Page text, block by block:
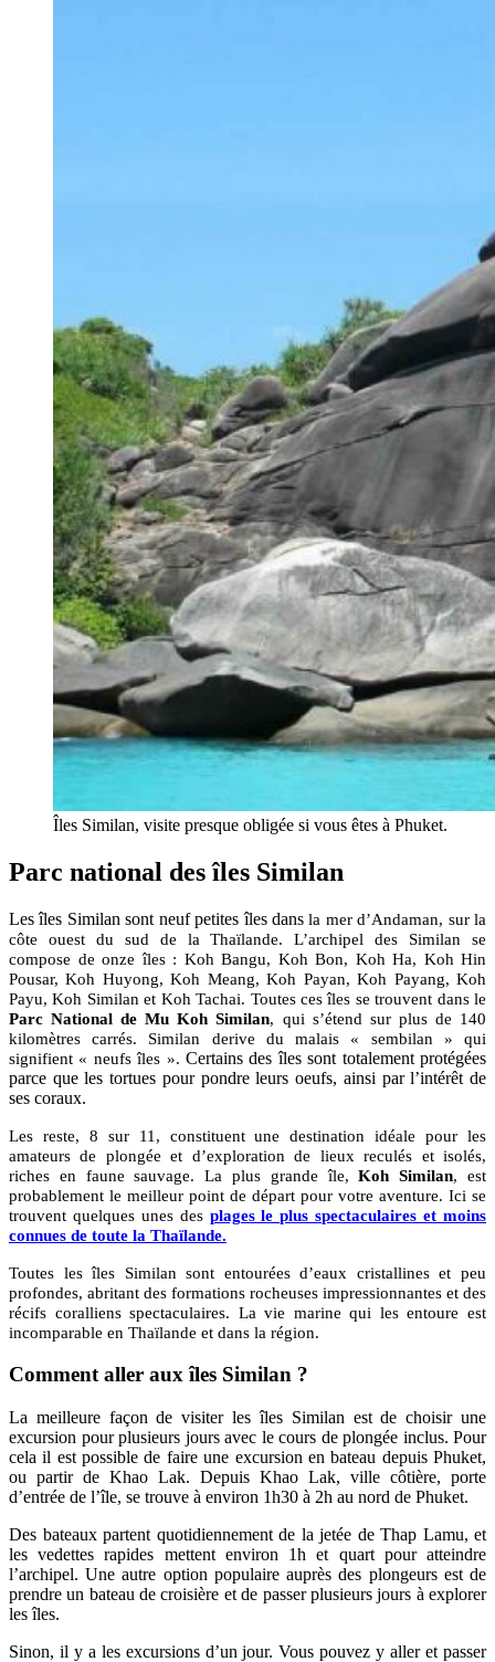
Îles Similan, visite presque obligée si vous êtes à Phuket.
Parc national des îles Similan
Les îles Similan sont neuf petites îles dansla mer d’Andaman, sur la
côte ouest du sud de la Thaïlande. L’archipel des Similan se
compose de onze îles : Koh Bangu, Koh Bon, Koh Ha, Koh Hin
Pousar, Koh Huyong, Koh Meang, Koh Payan, Koh Payang, Koh
Payu, Koh Similan et Koh Tachai. Toutes ces îles se trouvent dans le
Parc National de Mu Koh Similan, qui s’étend sur plus de 140
kilomètres carrés. Similan derive du malais « sembilan » qui
signifient « neufs îles ». Certains des îles sont totalement protégées
parce que les tortues pour pondre leurs oeufs, ainsi par l’intérêt de
ses coraux.
Les reste, 8 sur 11, constituent une destination idéale pour les
amateurs de plongée et d’exploration de lieux reculés et isolés,
riches en faune sauvage. La plus grande île,Koh Similan, est
probablement le meilleur point de départ pour votre aventure. Ici se
trouvent quelques unes des plages le plus spectaculaires et moins
connues de toute la Thaïlande.
Toutes les îles Similan sont entourées d’eaux cristallines et peu
profondes, abritant des formations rocheuses impressionnantes et des
récifs coralliens spectaculaires. La vie marine qui les entoure est
incomparable en Thaïlande et dans la région.
Comment aller aux îles Similan ?
La meilleure façon de visiter les îles Similan est de choisir une
excursion pour plusieurs jours avec le cours de plongée inclus. Pour
cela il est possible de faire une excursion en bateau depuis Phuket,
ou partir de Khao Lak. Depuis Khao Lak, ville côtière, porte
d’entrée de l’île, se trouve à environ 1h30 à 2h au nord de Phuket.
Des bateaux partent quotidiennement de la jetée de Thap Lamu, et
les vedettes rapides mettent environ 1h et quart pour atteindre
l’archipel. Une autre option populaire auprès des plongeurs est de
prendre un bateau de croisière et de passer plusieurs jours à explorer
les îles.
Sinon, il y a les excursions d’un jour. Vous pouvez y aller et passer